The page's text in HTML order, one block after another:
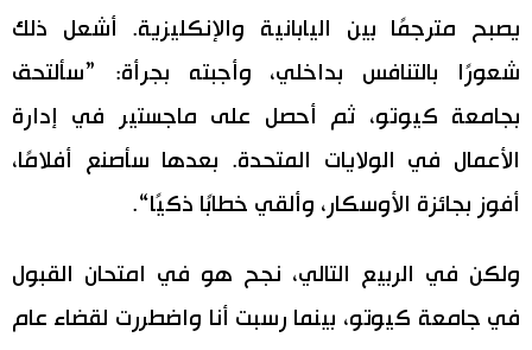
يصبح مترجمًا بين اليابانية والإنكليزية. أشعل ذلك
شعورًا بالتنافس بداخلي، وأجبته بجرأة: ”سألتحق
بجامعة كيوتو، ثم أحصل على ماجستير في إدارة
الأعمال في الولايات المتحدة. بعدها سأصنع أفلامًا،
أفوز بجائزة الأوسكار، وألقي خطابًا ذكيًا“.
ولكن في الربيع التالي، نجح هو في امتحان القبول
في جامعة كيوتو، بينما رسبت أنا واضطررت لقضاء عام